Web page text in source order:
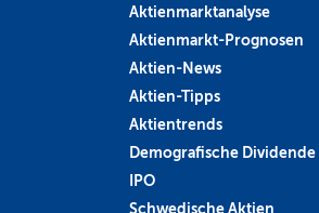
Aktienmarktanalyse
Aktienmarkt-Prognosen
Aktien-News
Aktien-Tipps
Aktientrends
Demografische Dividende
IPO
Schwedische Aktien